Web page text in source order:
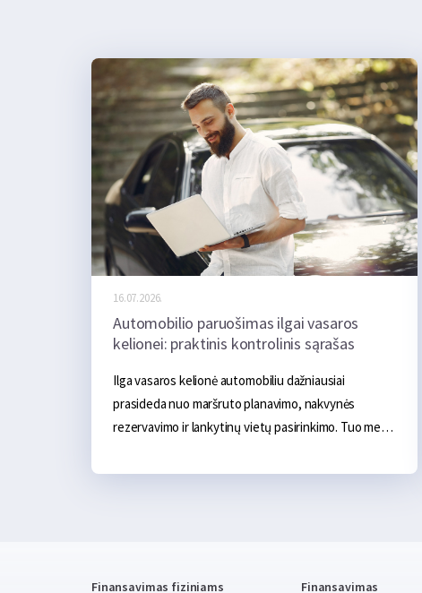
16.07.2026.
Automobilio paruošimas ilgai vasaros
kelionei: praktinis kontrolinis sąrašas
Ilga vasaros kelionė automobiliu dažniausiai
prasideda nuo maršruto planavimo, nakvynės
rezervavimo ir lankytinų vietų pasirinkimo. Tuo metu
kasdien važiuojant jis nekelia problemų, gali atrodyti,
greičiu, yra labiau apkrauta, o karštu oru oro
Finansavimas fiziniams
Finansavimas